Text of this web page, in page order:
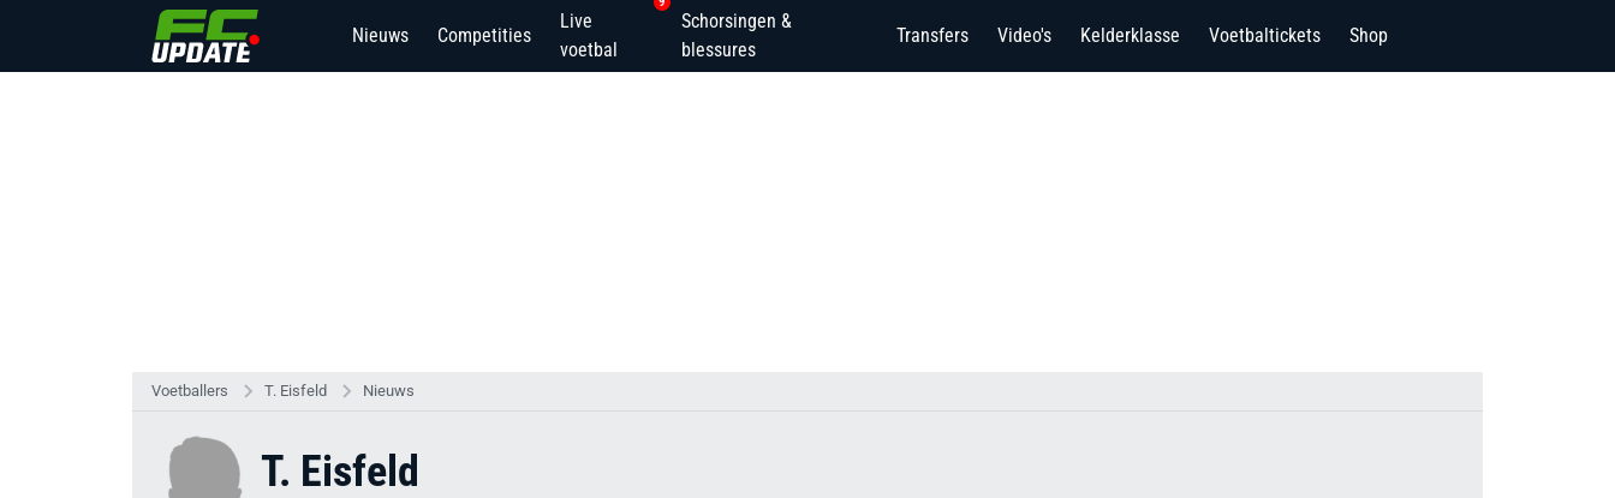
Nieuws Competities
Live
voetbal
Schorsingen &
blessures
Transfers Video's Kelderklasse Voetbaltickets Shop
Voetballers T. Eisfeld Nieuws
T. Eisfeld